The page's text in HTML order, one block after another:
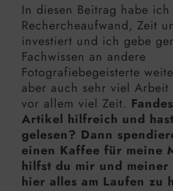
In diesen Beitrag habe
Rechercheaufwand, Zeit
investiert und ich gebe
Fachwissen an andere
Fotografiebegeisterte
aber auch sehr viel
vor allem viel Zeit.
Artikel hilfreich und
gelesen? Dann
einen Kaffee für meine
hilfst du mir und meiner
hier alles am Laufen zu